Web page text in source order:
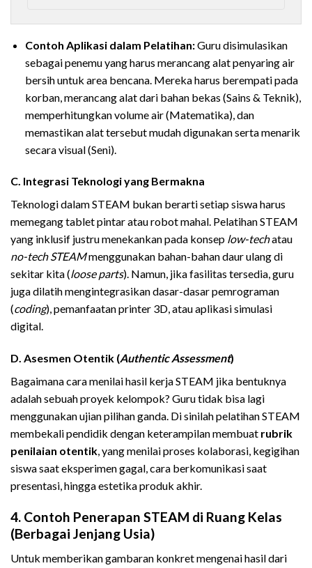
Contoh Aplikasi dalam Pelatihan:Guru disimulasikan
sebagai penemu yang harus merancang alat penyaring air
bersih untuk area bencana. Mereka harus berempati pada
korban, merancang alat dari bahan bekas (Sains & Teknik),
memperhitungkan volume air (Matematika), dan
memastikan alat tersebut mudah digunakan serta menarik
secara visual (Seni).
C. Integrasi Teknologi yang Bermakna
Teknologi dalam STEAM bukan berarti setiap siswa harus
memegang tablet pintar atau robot mahal. Pelatihan STEAM
yang inklusif justru menekankan pada konsep low-techatau
no-tech STEAMmenggunakan bahan-bahan daur ulang di
sekitar kita (loose parts). Namun, jika fasilitas tersedia, guru
juga dilatih mengintegrasikan dasar-dasar pemrograman
(coding), pemanfaatan printer 3D, atau aplikasi simulasi
digital.
D. Asesmen Otentik (Authentic Assessment)
Bagaimana cara menilai hasil kerja STEAM jika bentuknya
adalah sebuah proyek kelompok? Guru tidak bisa lagi
menggunakan ujian pilihan ganda. Di sinilah pelatihan STEAM
membekali pendidik dengan keterampilan membuat rubrik
penilaian otentik, yang menilai proses kolaborasi, kegigihan
siswa saat eksperimen gagal, cara berkomunikasi saat
presentasi, hingga estetika produk akhir.
4. Contoh Penerapan STEAM di Ruang Kelas
(Berbagai Jenjang Usia)
Untuk memberikan gambaran konkret mengenai hasil dari